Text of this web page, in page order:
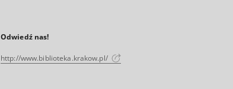
Odwiedź nas!
http://www.biblioteka.krakow.pl/